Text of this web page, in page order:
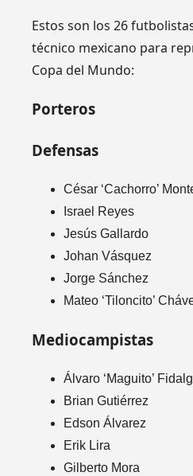
Estos son los 26
técnico mexicano para
Copa del Mundo:
Porteros
Defensas
César ‘Cachorro’
Israel Reyes
Jesús Gallardo
Johan Vásquez
Jorge Sánchez
Mateo ‘Tiloncito’
Mediocampistas
Álvaro ‘Maguito’
Brian Gutiérrez
Edson Álvarez
Erik Lira
Gilberto Mora